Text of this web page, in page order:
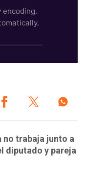
no trabaja junto a
diputado y pareja